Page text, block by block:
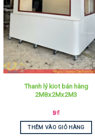
Thanh lý kiot bán hàng
2M8x2Mx2M3
9₫
THÊM VÀO GIỎ HÀNG